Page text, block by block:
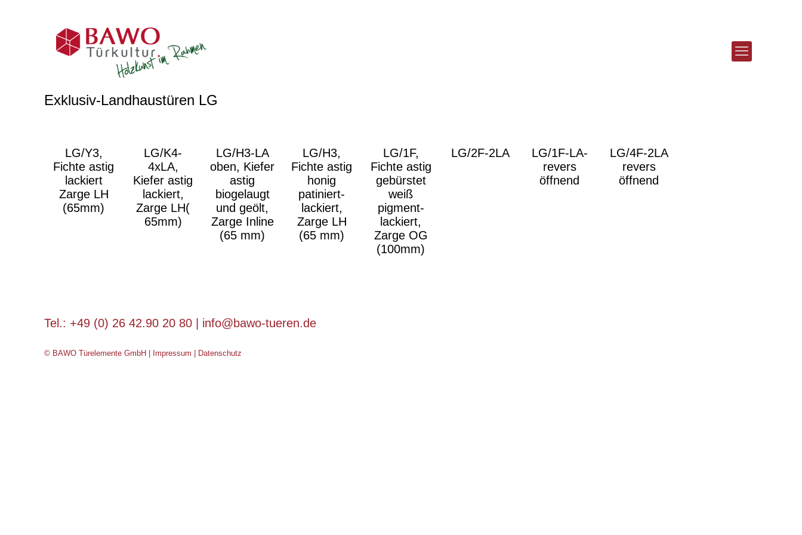
Exklusiv-Landhaustüren LG
LG/Y3,
Fichte astig
lackiert
Zarge LH
(65mm)
LG/K4-
4xLA,
Kiefer astig
lackiert,
Zarge LH(
65mm)
LG/H3-LA
oben, Kiefer
astig
biogelaugt
und geölt,
Zarge Inline
(65 mm)
LG/H3,
Fichte astig
honig
patiniert-
lackiert,
Zarge LH
(65 mm)
LG/1F,
Fichte astig
gebürstet
weiß
pigment-
lackiert,
Zarge OG
(100mm)
LG/2F-2LA
LG/1F-LA-
revers
öffnend
LG/4F-2LA
revers
öffnend
Tel.: +49 (0) 26 42.90 20 80 | info@bawo-tueren.de
© BAWO Türelemente GmbH | Impressum Datenschutz